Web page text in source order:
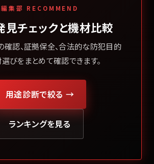
編集部 RECOMMEND
見チェックと機材比較
確認、証拠保全、合法的な防犯目的
びをまとめて確認できます。
用途診断で絞る →
ランキングを見る